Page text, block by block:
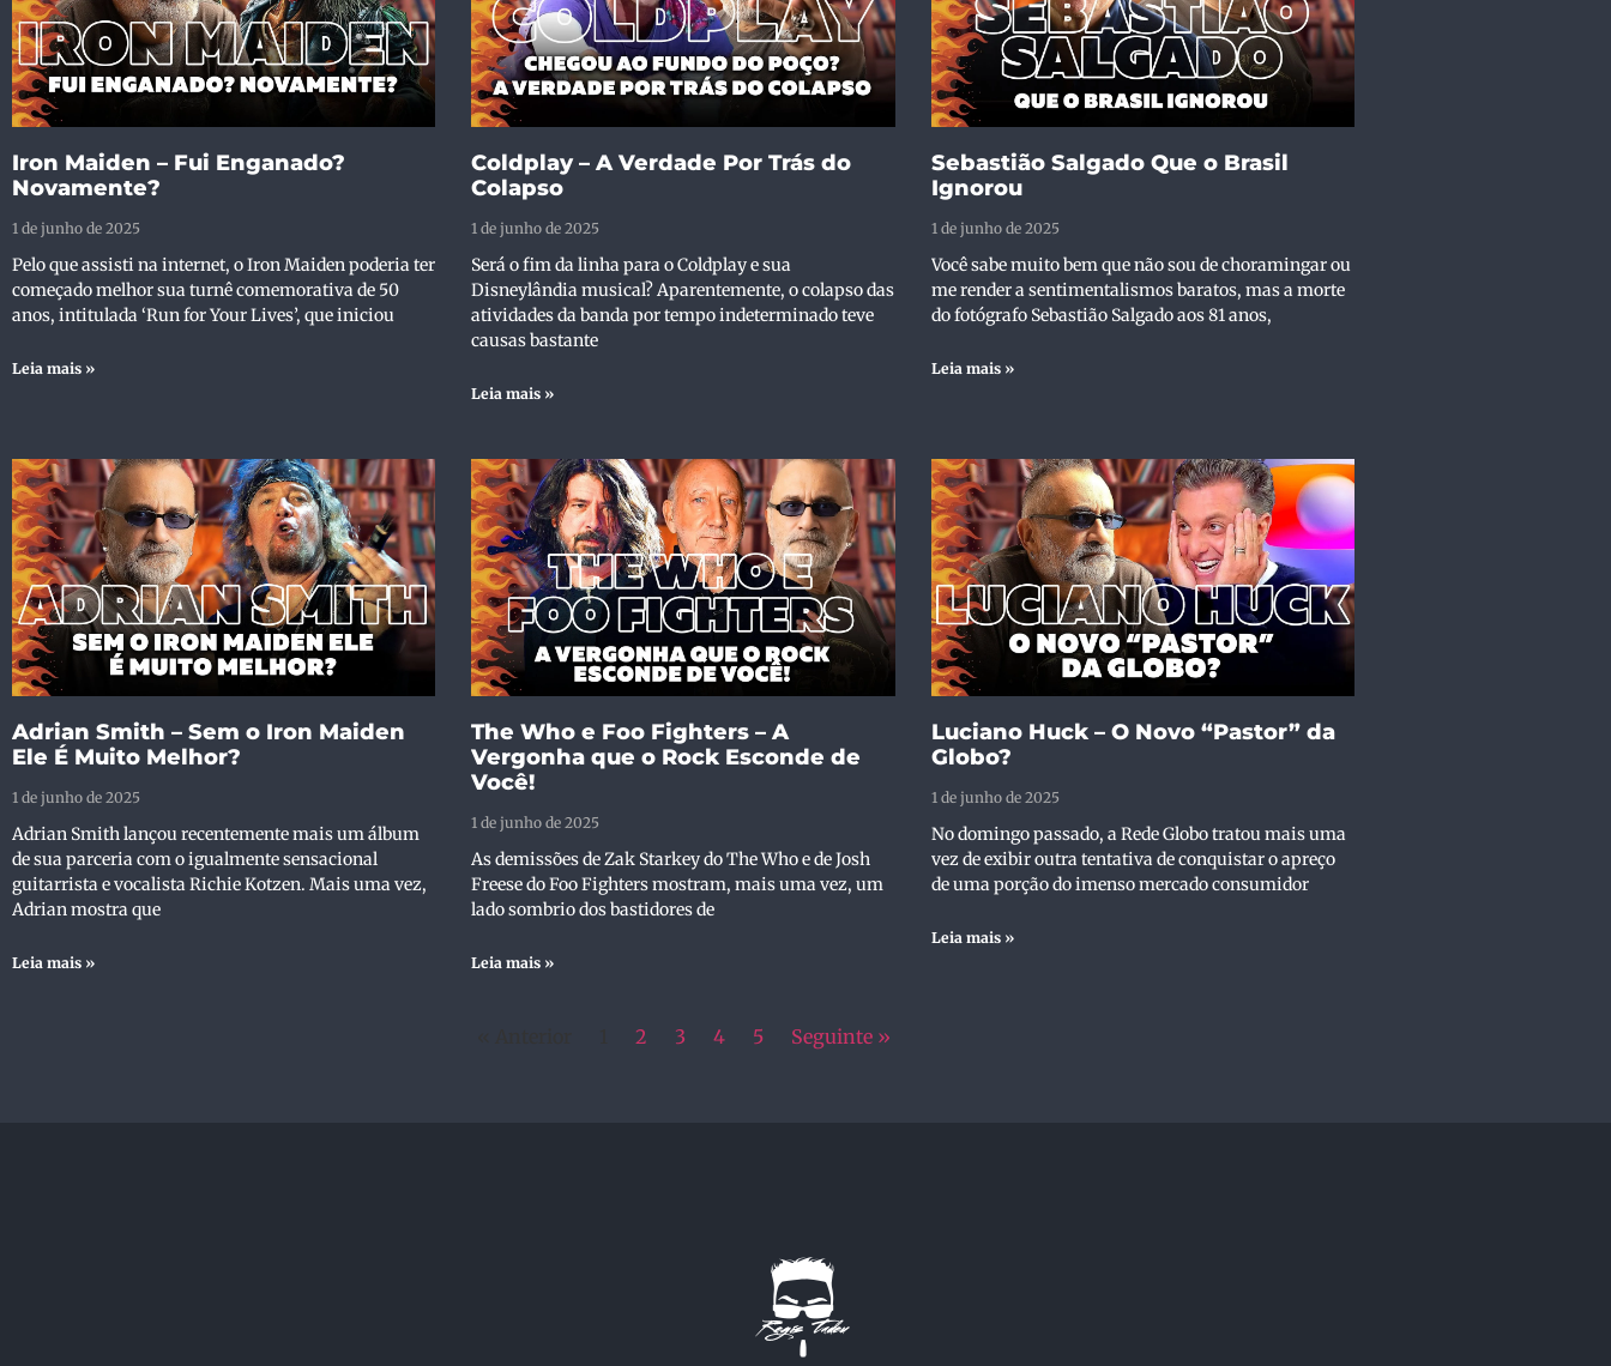
Iron Maiden – Fui Enganado?
Novamente?
1 de junho de 2025
Pelo que assisti na internet, o Iron Maiden poderia ter
começado melhor sua turnê comemorativa de 50
anos, intitulada ‘Run for Your Lives’, que iniciou
Leia mais »
Coldplay – A Verdade Por Trás do
Colapso
1 de junho de 2025
Será o fim da linha para o Coldplay e sua
Disneylândia musical? Aparentemente, o colapso das
atividades da banda por tempo indeterminado teve
causas bastante
Leia mais »
Sebastião Salgado Que o Brasil
Ignorou
1 de junho de 2025
Você sabe muito bem que não sou de choramingar ou
me render a sentimentalismos baratos, mas a morte
do fotógrafo Sebastião Salgado aos 81 anos,
Leia mais »
Adrian Smith – Sem o Iron Maiden
Ele É Muito Melhor?
1 de junho de 2025
Adrian Smith lançou recentemente mais um álbum
de sua parceria com o igualmente sensacional
guitarrista e vocalista Richie Kotzen. Mais uma vez,
Adrian mostra que
Leia mais »
The Who e Foo Fighters – A
Vergonha que o Rock Esconde de
Você!
1 de junho de 2025
As demissões de Zak Starkey do The Who e de Josh
Freese do Foo Fighters mostram, mais uma vez, um
lado sombrio dos bastidores de
Leia mais »
Luciano Huck – O Novo “Pastor” da
Globo?
1 de junho de 2025
No domingo passado, a Rede Globo tratou mais uma
vez de exibir outra tentativa de conquistar o apreço
de uma porção do imenso mercado consumidor
Leia mais »
2 3 4 5 Seguinte »